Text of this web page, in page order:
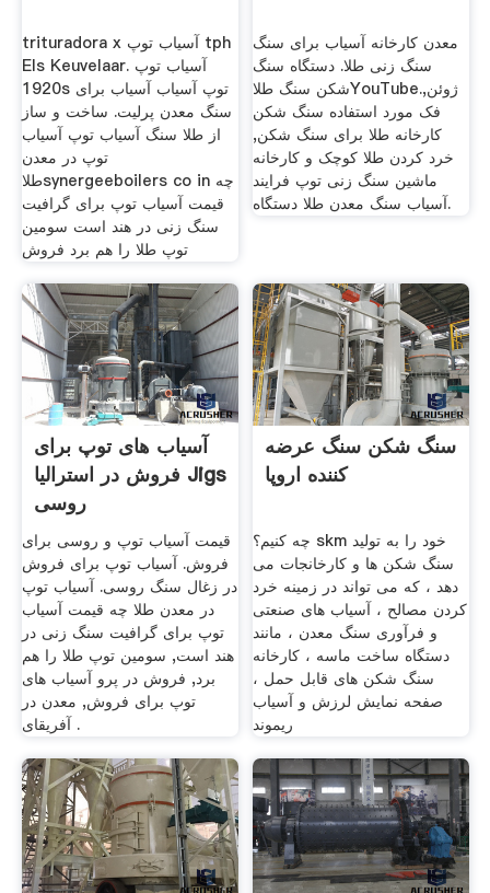
trituradora x آسیاب توپ tph
Els Keuvelaar. آسیاب توپ
1920s توپ آسیاب آسیاب برای
سنگ معدن پرلیت. ساخت و ساز
از طلا سنگ آسیاب توپ آسیاب
توپ در معدن
طلاsynergeeboilers co in چه
قیمت آسیاب توپ برای گرافیت
سنگ زنی در هند است سومین
توپ طلا را هم برد فروش
معدن کارخانه آسیاب برای سنگ
سنگ زنی طلا. دستگاه سنگ
شکن سنگ طلاYouTube.ژوئن,
فک مورد استفاده سنگ شکن
کارخانه طلا برای سنگ شکن,
خرد کردن طلا کوچک و کارخانه
ماشین سنگ زنی توپ فرایند
آسیاب سنگ معدن طلا دستگاه.
آسیاب های توپ برای
فروش در استرالیا Jigs
روسی
قیمت آسیاب توپ و روسی برای
فروش. آسیاب توپ برای فروش
در زغال سنگ روسی. آسیاب توپ
در معدن طلا چه قیمت آسیاب
توپ برای گرافیت سنگ زنی در
هند است, سومین توپ طلا را هم
برد, فروش در پرو آسیاب های
توپ برای فروش, معدن در
آفریقای .
سنگ شکن سنگ عرضه
کننده اروپا
چه کنیم؟ skm خود را به تولید
سنگ شکن ها و کارخانجات می
دهد ، که می تواند در زمینه خرد
کردن مصالح ، آسیاب های صنعتی
و فرآوری سنگ معدن ، مانند
دستگاه ساخت ماسه ، کارخانه
سنگ شکن های قابل حمل ،
صفحه نمایش لرزش و آسیاب
ریموند